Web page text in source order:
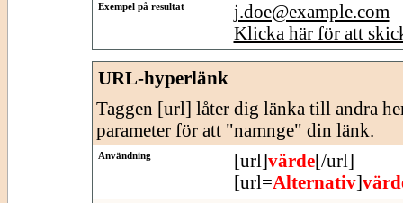
Exempel på resultat
j.doe@example.com
Klicka här för att
URL-hyperlänk
Taggen [url] låter dig länka till andra
parameter för att "namnge" din länk.
Användning [url]värde[/url]
[url=Alternativ]